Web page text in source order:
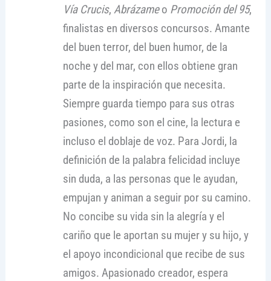
Vía Crucis, Abrázameo Promoción del 95,
finalistas en diversos concursos. Amante
del buen terror, del buen humor, de la
noche y del mar, con ellos obtiene gran
parte de la inspiración que necesita.
Siempre guarda tiempo para sus otras
pasiones, como son el cine, la lectura e
incluso el doblaje de voz. Para Jordi, la
definición de la palabra felicidad incluye
sin duda, a las personas que le ayudan,
empujan y animan a seguir por su camino.
No concibe su vida sin la alegría y el
cariño que le aportan su mujer y su hijo, y
el apoyo incondicional que recibe de sus
amigos. Apasionado creador, espera